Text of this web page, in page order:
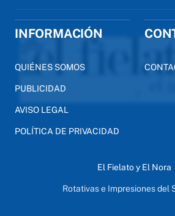
INFORMACIÓN
QUIÉNES SOMOS
PUBLICIDAD
AVISO LEGAL
POLÍTICA DE PRIVACIDAD
El Fielato y El Nora
Rotativas e Impresiones del